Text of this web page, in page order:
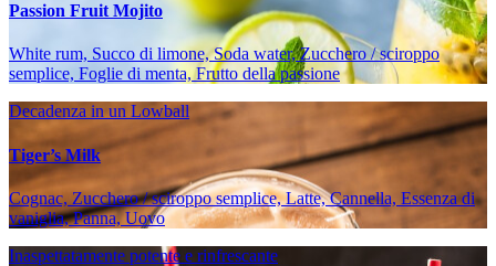
Passion Fruit Mojito
White rum, Succo di limone, Soda water, Zucchero / sciroppo
semplice, Foglie di menta, Frutto della passione
Decadenza in un Lowball
Tiger’s Milk
Cognac, Zucchero / sciroppo semplice, Latte, Cannella, Essenza di
vaniglia, Panna, Uovo
Inaspettatamente potente e rinfrescante